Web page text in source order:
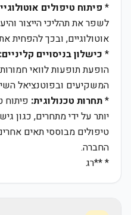
* פיתוח טיפולים
אוטולוגיים, ובכך להפחית
* כישלון בניסויים קליניים:
הופעת תופעות לוואי
המשקיעים ובפוטנציאל
*תחרות טכנולוגית: פיתוח
יותר על ידי מתחרים, כגון
טיפולים מבוססי תאים
החברה.
* **רג